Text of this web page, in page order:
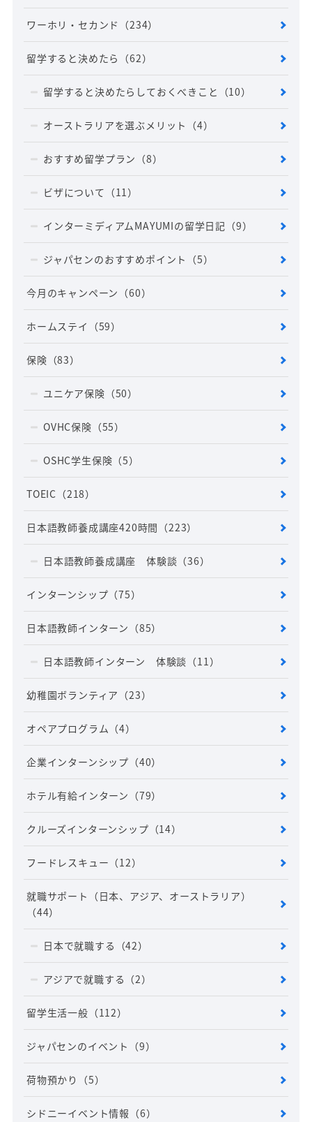
ワーホリ・セカンド （234）
留学すると決めたら （62）
留学すると決めたらしておくべきこと （10）
オーストラリアを選ぶメリット （4）
おすすめ留学プラン （8）
ビザについて （11）
インターミディアムMAYUMIの留学日記 （9）
ジャパセンのおすすめポイント （5）
今月のキャンペーン （60）
ホームステイ （59）
保険 （83）
ユニケア保険 （50）
OVHC保険 （55）
OSHC学生保険 （5）
TOEIC （218）
日本語教師養成講座420時間 （223）
日本語教師養成講座 体験談 （36）
インターンシップ （75）
日本語教師インターン （85）
日本語教師インターン 体験談 （11）
幼稚園ボランティア （23）
オペアプログラム （4）
企業インターンシップ （40）
ホテル有給インターン （79）
クルーズインターンシップ （14）
フードレスキュー （12）
就職サポート（日本、アジア、オーストラリア）
（44）
日本で就職する （42）
アジアで就職する （2）
留学生活一般 （112）
ジャパセンのイベント （9）
荷物預かり （5）
シドニーイベント情報 （6）